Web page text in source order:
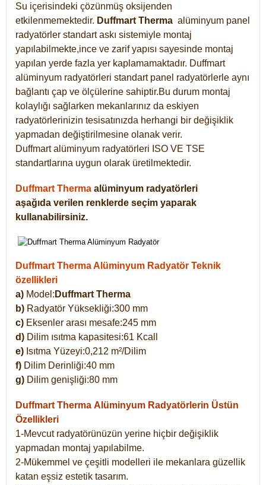
Su içerisindeki çözünmüş oksijenden
etkilenmemektedir. Duffmart Therma alüminyum panel
radyatörler standart askı sistemiyle montaj
yapılabilmekte,ince ve zarif yapısı sayesinde montaj
yapılan yerde fazla yer kaplamamaktadır. Duffmart
alüminyum radyatörleri standart panel radyatörlerle aynı
bağlantı çap ve ölçülerine sahiptir.Bu durum montaj
kolaylığı sağlarken mekanlarınız da eskiyen
radyatörlerinizin tesisatınızda herhangi bir değişiklik
yapmadan değiştirilmesine olanak verir.
Duffmart alüminyum radyatörleri ISO VE TSE
standartlarına uygun olarak üretilmektedir.
Duffmart Therma alüminyum radyatörleri
aşağıda verilen renklerde seçim yaparak
kullanabilirsiniz.
Duffmart Therma Alüminyum Radyatör Teknik
özellikleri
a) Model: Duffmart Therma
b) Radyatör Yüksekliği:300 mm
c) Eksenler arası mesafe:245 mm
d) Dilim ısıtma kapasitesi:61 Kcall
e) Isıtma Yüzeyi:0,212 m²/Dilim
f) Dilim Derinliği:40 mm
g) Dilim genişliği:80 mm
Duffmart Therma Alüminyum Radyatörlerin Üstün
Özellikleri
1-Mevcut radyatörünüzün yerine hiçbir değişiklik
yapmadan montaj yapılabilme.
2-Mükemmel ve çeşitli modelleri ile mekanlara güzellik
katan eşsiz estetik tasarım.